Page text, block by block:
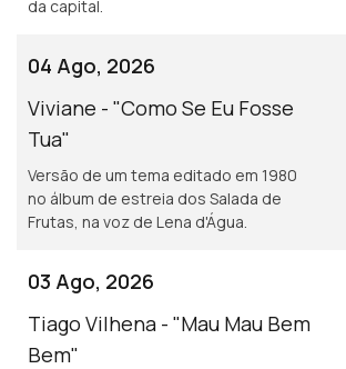
da capital.
04 Ago, 2026
Viviane - "Como Se Eu Fosse
Tua"
Versão de um tema editado em 1980
no álbum de estreia dos Salada de
Frutas, na voz de Lena d'Água.
03 Ago, 2026
Tiago Vilhena - "Mau Mau Bem
Bem"